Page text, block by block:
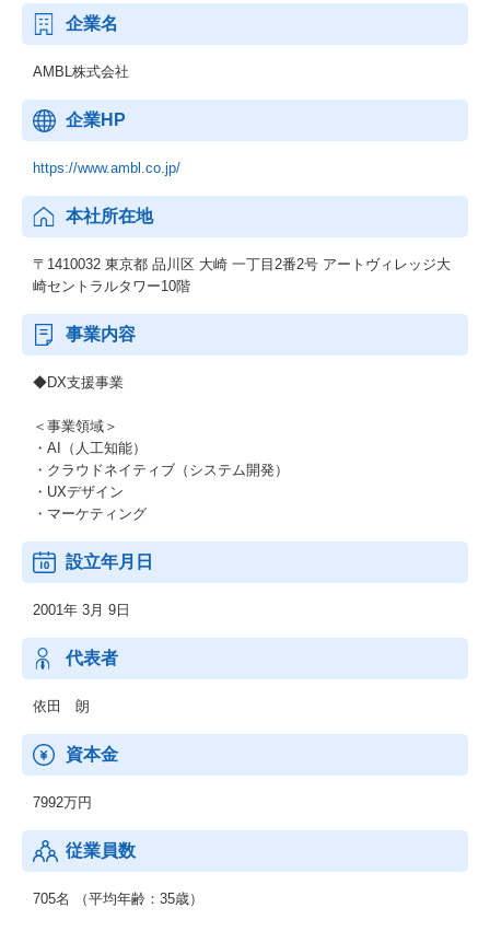
企業名
AMBL株式会社
企業HP
https://www.ambl.co.jp/
本社所在地
〒1410032 東京都 品川区 大崎 一丁目2番2号 アートヴィレッジ大
崎セントラルタワー10階
事業内容
◆DX支援事業
＜事業領域＞
・AI（人工知能）
・クラウドネイティブ（システム開発）
・UXデザイン
・マーケティング
設立年月日
2001年 3月 9日
代表者
依田 朗
資本金
7992万円
従業員数
705名 （平均年齢：35歳）